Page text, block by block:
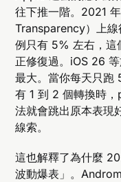
往下推一階。2021
Transparency）上線
例只有 5% 左右，
正修復過。iOS 26
最大。當你每天只跑
有 1 到 2 個轉換時
法就會跳出原本表現
線索。
這也解釋了為什麼
波動爆表」。